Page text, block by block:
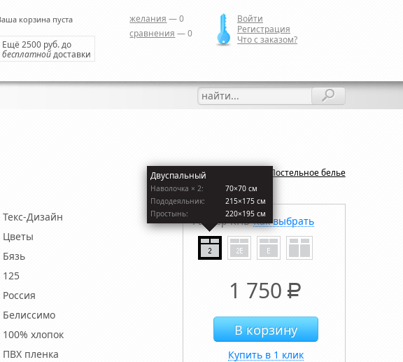
корзина пуста
Ещё 2500 руб. до
бесплатнойдоставки
желания —0
сравнения —0
Войти
Регистрация
Что с заказом?
Постельное белье
Текс-Дизайн
Цветы
Бязь
125
Россия
Белиссимо
100% хлопок
ПВХ пленка
Размер КПБ Как выбрать
Двуспальный
Наволочкa × 2:
70×70 см
Пододеяльник:
215×175 см
Простынь:
220×195 см
1 750Р
Купить в 1 клик